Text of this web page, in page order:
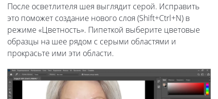
После осветлителя шея выглядит серой. Исправить
это поможет создание нового слоя (Shift+Ctrl+N) в
режиме «Цветность». Пипеткой выберите цветовые
образцы на шее рядом с серыми областями и
прокрасьте ими эти области.